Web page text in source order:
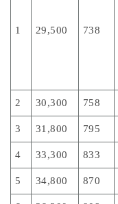
1 29,500 738
2 30,300 758
3 31,800 795
4 33,300 833
5 34,800 870